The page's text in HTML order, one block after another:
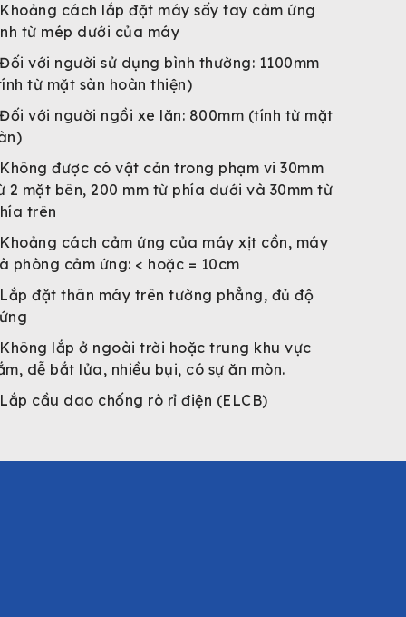
Khoảng cách lắp đặt máy sấy tay cảm ứng
từ mép dưới của máy
Đối với người sử dụng bình thường: 1100mm
từ mặt sàn hoàn thiện)
Đối với người ngồi xe lăn: 800mm (tính từ mặt
Không được có vật cản trong phạm vi 30mm
2 mặt bên, 200 mm từ phía dưới và 30mm từ
trên
Khoảng cách cảm ứng của máy xịt cồn, máy
phòng cảm ứng: < hoặc = 10cm
Lắp đặt thân máy trên tường phẳng, đủ độ
Không lắp ở ngoài trời hoặc trung khu vực
dễ bắt lửa, nhiều bụi, có sự ăn mòn.
Lắp cầu dao chống rò rỉ điện (ELCB)